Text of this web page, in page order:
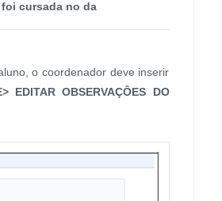
cursada no da
o coordenador deve inserir
EDITAR OBSERVAÇÔES DO